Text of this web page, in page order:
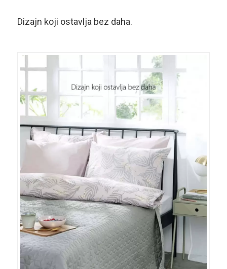
Dizajn koji ostavlja bez daha.